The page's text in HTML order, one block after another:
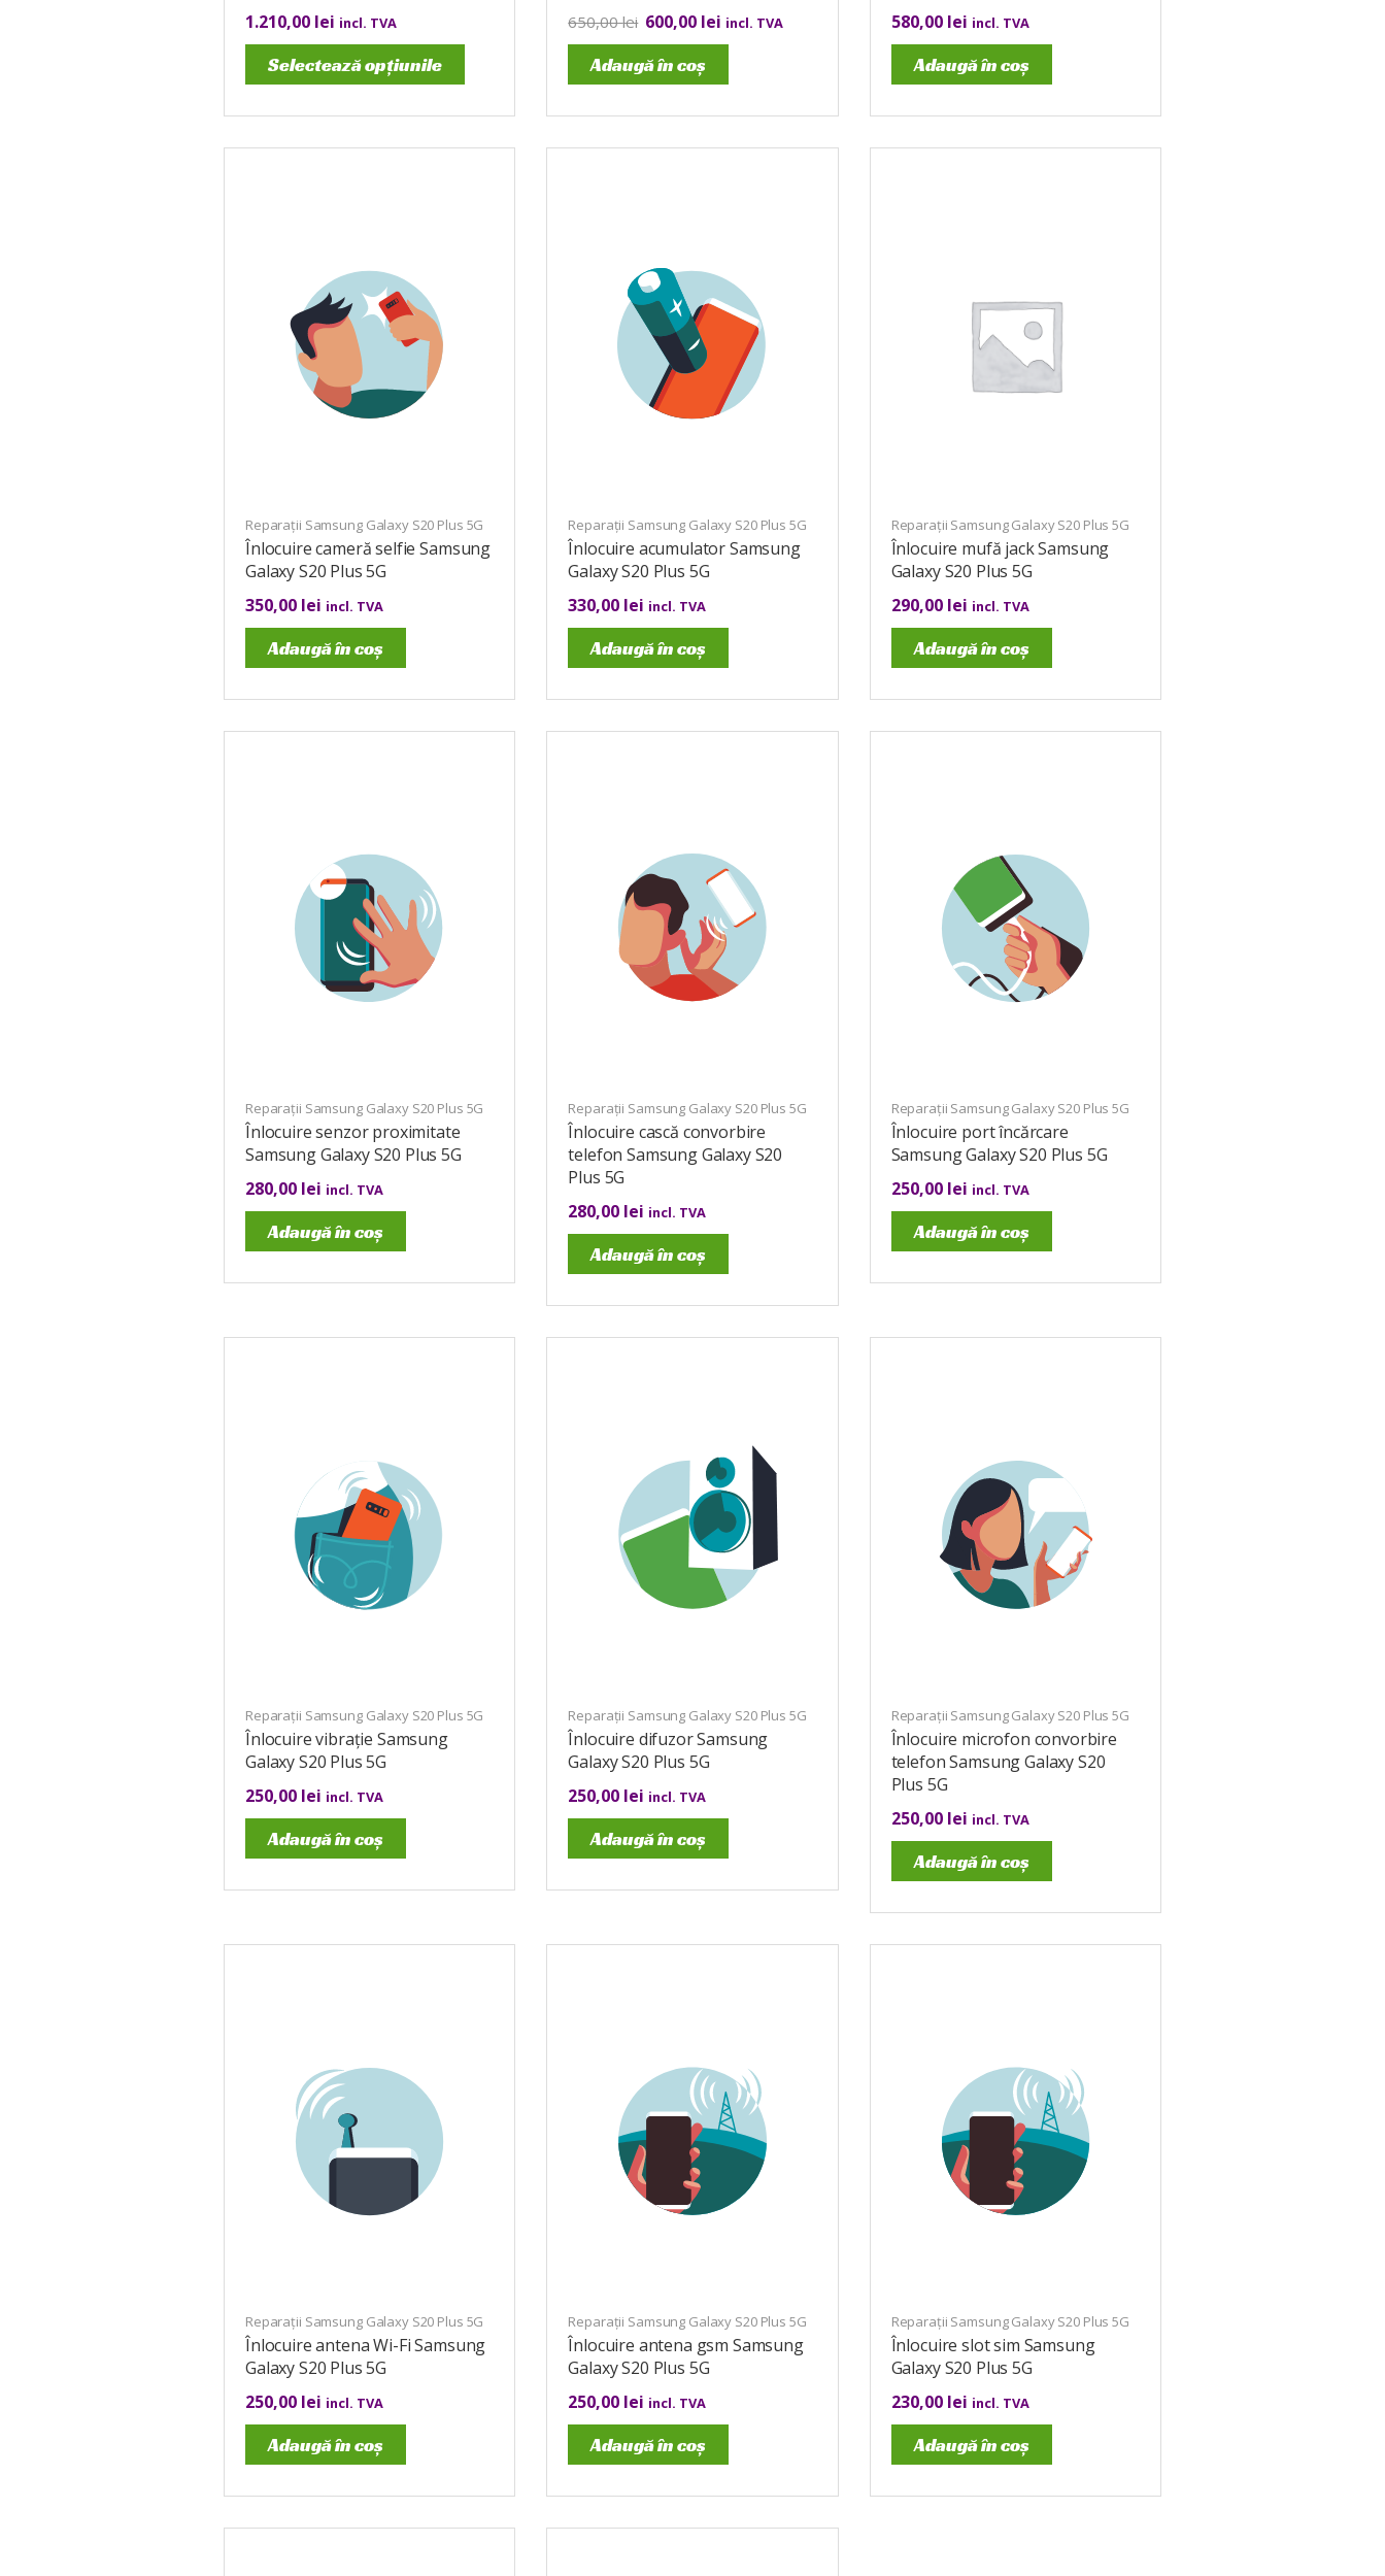
1.210,00 lei incl. TVA
Selectează opțiunile
650,00lei 600,00 lei incl. TVA
Adaugă în coș
580,00 lei incl. TVA
Adaugă în coș
Reparații Samsung Galaxy S20 Plus 5G
Înlocuire cameră selfie Samsung
Galaxy S20 Plus 5G
350,00 lei incl. TVA
Adaugă în coș
Reparații Samsung Galaxy S20 Plus 5G
Înlocuire acumulator Samsung
Galaxy S20 Plus 5G
330,00 lei incl. TVA
Adaugă în coș
Reparații Samsung Galaxy S20 Plus 5G
Înlocuire mufă jack Samsung
Galaxy S20 Plus 5G
290,00 lei incl. TVA
Adaugă în coș
Reparații Samsung Galaxy S20 Plus 5G
Înlocuire senzor proximitate
Samsung Galaxy S20 Plus 5G
280,00 lei incl. TVA
Adaugă în coș
Reparații Samsung Galaxy S20 Plus 5G
Înlocuire cască convorbire
telefon Samsung Galaxy S20
Plus 5G
280,00 lei incl. TVA
Adaugă în coș
Reparații Samsung Galaxy S20 Plus 5G
Înlocuire port încărcare
Samsung Galaxy S20 Plus 5G
250,00 lei incl. TVA
Adaugă în coș
Reparații Samsung Galaxy S20 Plus 5G
Înlocuire vibrație Samsung
Galaxy S20 Plus 5G
250,00 lei incl. TVA
Adaugă în coș
Reparații Samsung Galaxy S20 Plus 5G
Înlocuire difuzor Samsung
Galaxy S20 Plus 5G
250,00 lei incl. TVA
Adaugă în coș
Reparații Samsung Galaxy S20 Plus 5G
Înlocuire microfon convorbire
telefon Samsung Galaxy S20
Plus 5G
250,00 lei incl. TVA
Adaugă în coș
Reparații Samsung Galaxy S20 Plus 5G
Înlocuire antena Wi-Fi Samsung
Galaxy S20 Plus 5G
250,00 lei incl. TVA
Adaugă în coș
Reparații Samsung Galaxy S20 Plus 5G
Înlocuire antena gsm Samsung
Galaxy S20 Plus 5G
250,00 lei incl. TVA
Adaugă în coș
Reparații Samsung Galaxy S20 Plus 5G
Înlocuire slot sim Samsung
Galaxy S20 Plus 5G
230,00 lei incl. TVA
Adaugă în coș